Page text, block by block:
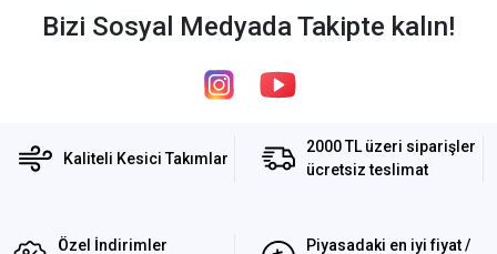
Bizi Sosyal Medyada Takipte kalın!
Kaliteli Kesici Takımlar
2000 TL üzeri siparişler
ücretsiz teslimat
Özel İndirimler
Piyasadaki en iyi fiyat /